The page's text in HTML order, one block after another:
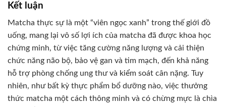
Kết luận
Matcha thực sự là một “viên ngọc xanh” trong thế giới đồ
uống, mang lại vô số lợi ích của matcha đã được khoa học
chứng minh, từ việc tăng cường năng lượng và cải thiện
chức năng não bộ, bảo vệ gan và tim mạch, đến khả năng
hỗ trợ phòng chống ung thư và kiểm soát cân nặng. Tuy
nhiên, như bất kỳ thực phẩm bổ dưỡng nào, việc thưởng
thức matcha một cách thông minh và có chừng mực là chìa